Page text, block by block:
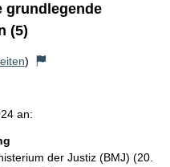
grundlegende
(5)
)
an:
der Justiz (BMJ) (20.